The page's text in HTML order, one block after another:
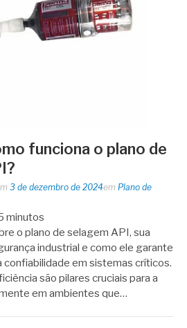
funciona o plano de
3 de dezembro de 2024em Plano de
minutos
o plano de selagem API, sua
industrial e como ele garante
confiabilidade em sistemas críticos.
são pilares cruciais para a
em ambientes que…